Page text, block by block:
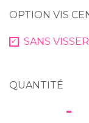
OPTION VIS
SANS
QUANTITÉ
-